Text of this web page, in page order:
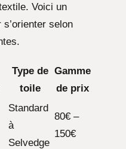
Voici un
selon
Type de
toile
Gamme
de prix
Standard
à
Selvedge
80€ –
150€